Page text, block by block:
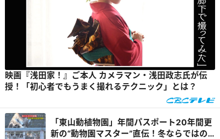
映画『浅田家！』ご本人 カメラマン・浅田政志氏が伝
授！「初心者でもうまく撮れるテクニック」とは？
「東山動植物園」年間パスポート20年間更
新の“動物園マスター”直伝！冬ならではの